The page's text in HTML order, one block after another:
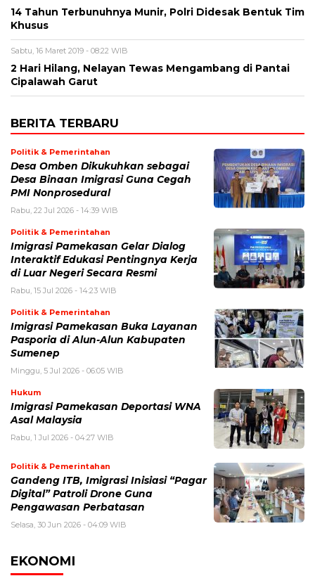
14 Tahun Terbunuhnya Munir, Polri Didesak Bentuk Tim
Khusus
Sabtu, 16 Maret 2019 - 08:22 WIB
2 Hari Hilang, Nelayan Tewas Mengambang di Pantai
Cipalawah Garut
BERITA TERBARU
Politik & Pemerintahan
Desa Omben Dikukuhkan sebagai
Desa Binaan Imigrasi Guna Cegah
PMI Nonprosedural
Rabu, 22 Jul 2026 - 14:39 WIB
Politik & Pemerintahan
Imigrasi Pamekasan Gelar Dialog
Interaktif Edukasi Pentingnya Kerja
di Luar Negeri Secara Resmi
Rabu, 15 Jul 2026 - 14:23 WIB
Politik & Pemerintahan
Imigrasi Pamekasan Buka Layanan
Pasporia di Alun-Alun Kabupaten
Sumenep
Minggu, 5 Jul 2026 - 06:05 WIB
Hukum
Imigrasi Pamekasan Deportasi WNA
Asal Malaysia
Rabu, 1 Jul 2026 - 04:27 WIB
Politik & Pemerintahan
Gandeng ITB, Imigrasi Inisiasi “Pagar
Digital” Patroli Drone Guna
Pengawasan Perbatasan
Selasa, 30 Jun 2026 - 04:09 WIB
EKONOMI